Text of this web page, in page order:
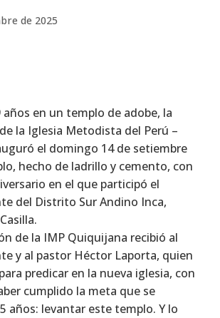
de 2025
años en un templo de adobe, la
la Iglesia Metodista del Perú –
el domingo 14 de setiembre
hecho de ladrillo y cemento, con
en el que participó el
del Distrito Sur Andino Inca,
de la IMP Quiquijana recibió al
y al pastor Héctor Laporta, quien
predicar en la nueva iglesia, con
cumplido la meta que se
años: levantar este templo. Y lo